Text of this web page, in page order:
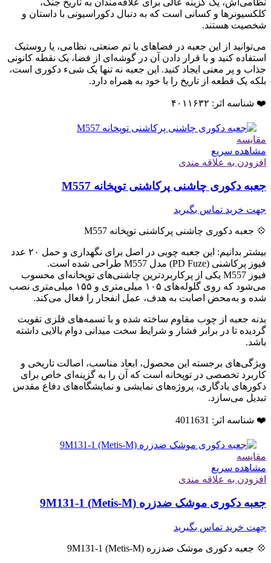
نظامی‌اش، یک گزینه عالی برای علاقه‌مندان به تاریخ جنگ،
کلکسیونرها و کسانی است که به دنبال دکوراسیونی با داستان و
شخصیت هستند.
می‌توانید از این جعبه در فضاهای با تم صنعتی، نظامی، یا روستیک
استفاده کنید و با قرار دادن آن در گوشه‌ای از فضا، یک نقطه کانونی
جذاب و پر معنی ایجاد کنید. این جعبه نه تنها یک شیء دکوری است،
بلکه یک قطعه از تاریخ را با خود به همراه دارد.
❤️ شناسه اثر: ۴۰۱۱۶۳۲
مقایسه
مشاهده سریع
افزودن به علاقه مندی
جعبه دکوری چاشنی پرکاشنی توپخانه M557
جهت خرید تماس بگیرید
💠 جعبه دکوری چاشنی پرکاشنی توپخانه M557
بیشتر بدانیم: این جعبه چوبی در اصل برای نگهداری و حمل ۲۰ عدد
فیوز پرکاشنی (PD Fuze) مدل M557 طراحی شده است.
فیوز M557 یکی از پرکاربردترین چاشنی‌های توپخانه‌ای محسوب
می‌شود که روی گلوله‌های ۱۰۵ میلی‌متری و ۱۵۵ میلی‌متری نصب
شده و به‌محض اصابت به هدف، عمل انفجار را فعال می‌کند.
بدنه جعبه از چوب مقاوم ساخته شده و با تسمه‌های فلزی تقویت
گردیده تا در برابر فشار و شرایط سخت میدانی دوام بالایی داشته
باشد.
ویژگی‌های برجسته این محصول، ابعاد مناسب، اصالت تاریخی و
کاربرد تخصصی در توپخانه است که آن را به گزینه‌ای خاص برای
دکورهای یادگاری، پروژه‌های نمایشی و نمایشگاه‌های دفاع مقدس
تبدیل می‌سازد.
❤️ شناسه اثر: 4011631
مقایسه
مشاهده سریع
افزودن به علاقه مندی
جعبه دکوری موشک ضدزره 9M131-1 (Metis-M)
جهت خرید تماس بگیرید
💠 جعبه دکوری موشک ضدزره 9M131-1 (Metis-M)